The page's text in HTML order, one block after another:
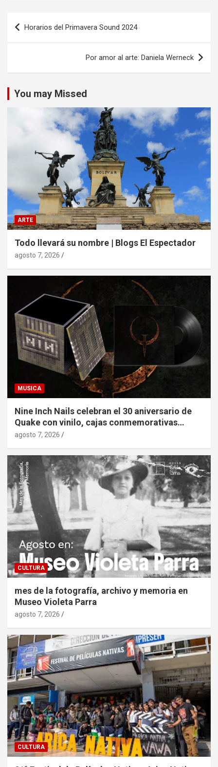
Navegación
de
Horarios del Primavera Sound 2024
Por amor al arte: Daniela Werneck
You may Missed
ARTE
Todo llevará su nombre | Blogs El Espectador
agosto 7, 2026
MUSICA
Nine Inch Nails celebran el 30 aniversario de
Quake con vinilo, cajas conmemorativas…
agosto 7, 2026
CULTURA
mes de la fotografía, archivo y memoria en
Museo Violeta Parra
agosto 7, 2026
CULTURA